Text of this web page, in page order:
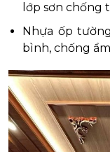
lớp sơn chống
Nhựa ốp
bình, chống